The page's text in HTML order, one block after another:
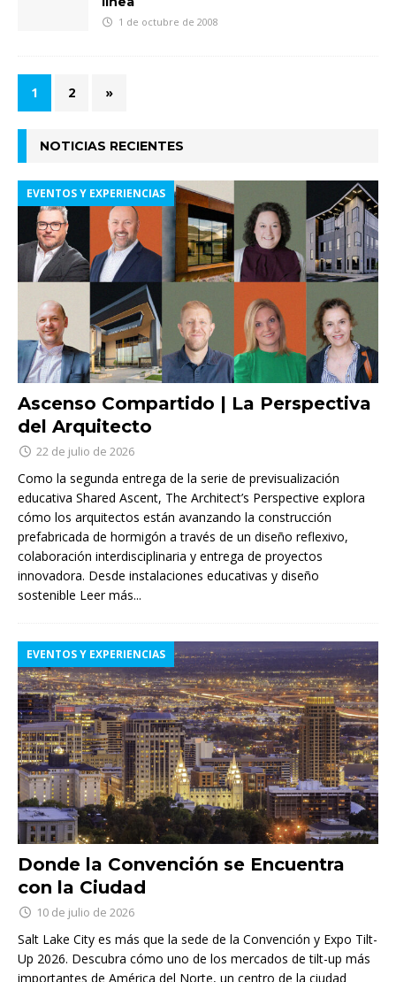
1 de octubre de 2008
1 2 »
NOTICIAS RECIENTES
Ascenso Compartido | La Perspectiva
del Arquitecto
EVENTOS Y EXPERIENCIAS
22 de julio de 2026
Como la segunda entrega de la serie de previsualización
educativa Shared Ascent, The Architect’s Perspective explora
cómo los arquitectos están avanzando la construcción
prefabricada de hormigón a través de un diseño reflexivo,
colaboración interdisciplinaria y entrega de proyectos
innovadora. Desde instalaciones educativas y diseño
sostenible Leer más...
Donde la Convención se Encuentra
con la Ciudad
EVENTOS Y EXPERIENCIAS
10 de julio de 2026
Salt Lake City es más que la sede de la Convención y Expo Tilt-
Up 2026. Descubra cómo uno de los mercados de tilt-up más
importantes de América del Norte, un centro de la ciudad